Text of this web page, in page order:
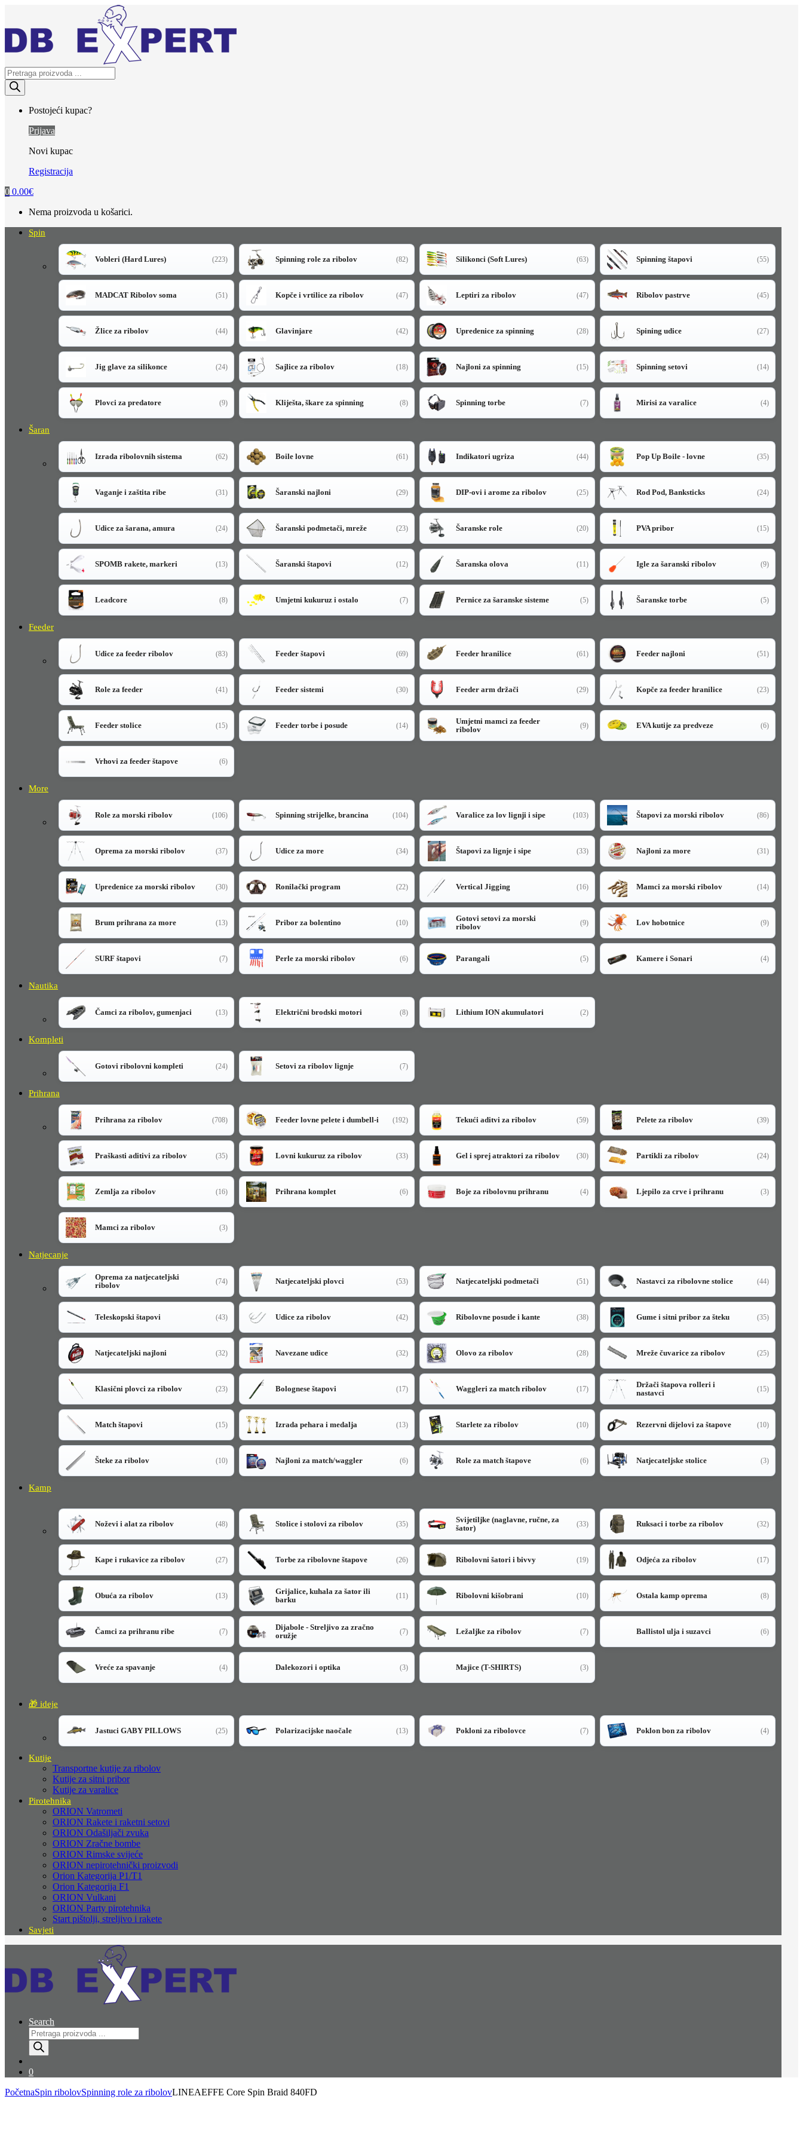
navigation
content
Products
search
Postojeći kupac?
Prijava
Novi kupac
Registracija
0 0.00€
Nema proizvoda u košarici.
Spin
Vobleri (Hard Lures) (223) Spinning role za ribolov (82) Silikonci (Soft Lures) (63) Spinning štapovi (55)
MADCAT Ribolov soma (51) Kopče i vrtilice za ribolov (47) Leptiri za ribolov (47) Ribolov pastrve (45)
Žlice za ribolov (44) Glavinjare (42) Upredenice za spinning (28) Spining udice (27)
Jig glave za silikonce (24) Sajlice za ribolov (18) Najloni za spinning (15) Spinning setovi (14)
Plovci za predatore (9) Kliješta, škare za spinning (8) Spinning torbe (7) Mirisi za varalice (4)
Šaran
Izrada ribolovnih sistema (62) Boile lovne (61) Indikatori ugriza (44) Pop Up Boile - lovne (35)
Vaganje i zaštita ribe (31) Šaranski najloni (29) DIP-ovi i arome za ribolov (25) Rod Pod, Banksticks (24)
Udice za šarana, amura (24) Šaranski podmetači, mreže (23) Šaranske role (20) PVA pribor (15)
SPOMB rakete, markeri (13) Šaranski štapovi (12) Šaranska olova (11) Igle za šaranski ribolov (9)
Leadcore (8) Umjetni kukuruz i ostalo (7) Pernice za šaranske sisteme (5) Šaranske torbe (5)
Feeder
Udice za feeder ribolov (83) Feeder štapovi (69) Feeder hranilice (61) Feeder najloni (51)
Role za feeder (41) Feeder sistemi (30) Feeder arm držači (29) Kopče za feeder hranilice (23)
Feeder stolice (15) Feeder torbe i posude (14)
Umjetni mamci za feeder
ribolov
(9) EVA kutije za predveze (6)
Vrhovi za feeder štapove (6)
More
Role za morski ribolov (106) Spinning strijelke, brancina (104) Varalice za lov lignji i sipe (103) Štapovi za morski ribolov (86)
Oprema za morski ribolov (37) Udice za more (34) Štapovi za lignje i sipe (33) Najloni za more (31)
Upredenice za morski ribolov (30) Ronilački program (22) Vertical Jigging (16) Mamci za morski ribolov (14)
Brum prihrana za more (13) Pribor za bolentino (10)
Gotovi setovi za morski
ribolov
(9) Lov hobotnice (9)
SURF štapovi (7) Perle za morski ribolov (6) Parangali (5) Kamere i Sonari (4)
Nautika
Čamci za ribolov, gumenjaci (13) Električni brodski motori (8) Lithium ION akumulatori (2)
Kompleti
Gotovi ribolovni kompleti (24) Setovi za ribolov lignje (7)
Prihrana
Prihrana za ribolov (708) Feeder lovne pelete i dumbell-i (192) Tekući aditvi za ribolov (59) Pelete za ribolov (39)
Praškasti aditivi za ribolov (35) Lovni kukuruz za ribolov (33) Gel i sprej atraktori za ribolov (30) Partikli za ribolov (24)
Zemlja za ribolov (16) Prihrana komplet (6) Boje za ribolovnu prihranu (4) Ljepilo za crve i prihranu (3)
Mamci za ribolov (3)
Natjecanje
Oprema za natjecateljski
ribolov
(74) Natjecateljski plovci (53) Natjecateljski podmetači (51) Nastavci za ribolovne stolice (44)
Teleskopski štapovi (43) Udice za ribolov (42) Ribolovne posude i kante (38) Gume i sitni pribor za šteku (35)
Natjecateljski najloni (32) Navezane udice (32) Olovo za ribolov (28) Mreže čuvarice za ribolov (25)
Klasični plovci za ribolov (23) Bolognese štapovi (17) Waggleri za match ribolov (17)
Držači štapova rolleri i
nastavci
(15)
Match štapovi (15) Izrada pehara i medalja (13) Starlete za ribolov (10) Rezervni dijelovi za štapove (10)
Šteke za ribolov (10) Najloni za match/waggler (6) Role za match štapove (6) Natjecateljske stolice (3)
Kamp
Noževi i alat za ribolov (48) Stolice i stolovi za ribolov (35)
Svijetiljke (naglavne, ručne, za
šator)
(33) Ruksaci i torbe za ribolov (32)
Kape i rukavice za ribolov (27) Torbe za ribolovne štapove (26) Ribolovni šatori i bivvy (19) Odjeća za ribolov (17)
Obuća za ribolov (13)
Grijalice, kuhala za šator ili
barku
(11) Ribolovni kišobrani (10) Ostala kamp oprema (8)
Čamci za prihranu ribe (7)
Dijabole - Streljivo za zračno
oružje
(7) Ležaljke za ribolov (7) Ballistol ulja i suzavci (6)
Vreće za spavanje (4) Dalekozori i optika (3) Majice (T-SHIRTS) (3)
🎁 ideje
Jastuci GABY PILLOWS (25) Polarizacijske naočale (13) Pokloni za ribolovce (7) Poklon bon za ribolov (4)
Kutije
Transportne kutije za ribolov
Kutije za sitni pribor
Kutije za varalice
Pirotehnika
ORION Vatrometi
ORION Rakete i raketni setovi
ORION Odašiljači zvuka
ORION Zračne bombe
ORION Rimske svijeće
ORION nepirotehnički proizvodi
Orion Kategorija P1/T1
Orion Kategorija F1
ORION Vulkani
ORION Party pirotehnika
Start pištolji, streljivo i rakete
Savjeti
Search
Products
search
0
PočetnaSpin ribolovSpinning role za ribolovLINEAEFFE Core Spin Braid 840FD